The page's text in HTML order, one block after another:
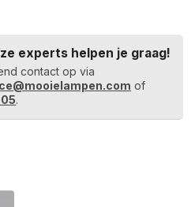
experts helpen je graag!
contact op via
of
.